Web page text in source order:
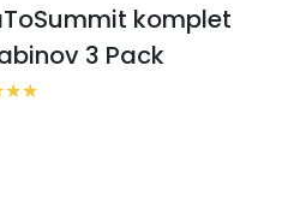
komplet
3 Pack